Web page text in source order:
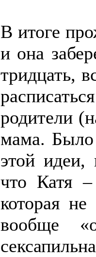
В итоге
и она
тридцать,
родители
мама. Было
этой идеи,
что Катя
которая
вообще